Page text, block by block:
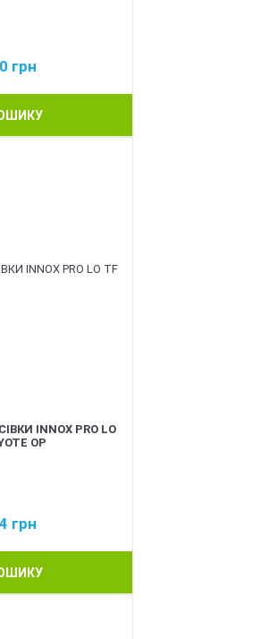
грн
INNOX PRO LO
OP
грн